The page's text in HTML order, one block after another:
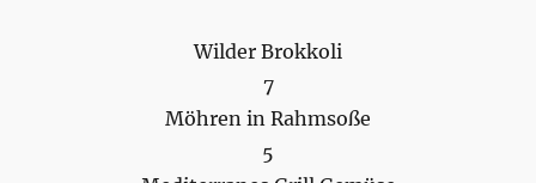
Wilder Brokkoli
7
Möhren in Rahmsoße
5